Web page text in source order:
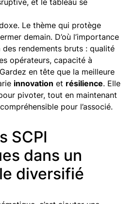
et le tableau se
Le thème qui protège
demain. D’où l’importance
rendements bruts : qualité
opérateurs, capacité à
en tête que la meilleure
innovation et résilience. Elle
pivoter, tout en maintenant
pour l’associé.
SCPI
dans un
diversifié